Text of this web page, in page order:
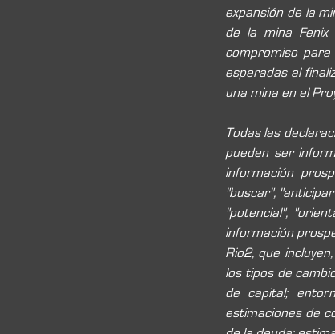
expansión de la
de la mina
compromiso
esperadas al
una mina en el
Todas las
pueden ser
información
"buscar",
"potencial",
información
Rio2, que
los tipos de
de capital;
estimaciones de